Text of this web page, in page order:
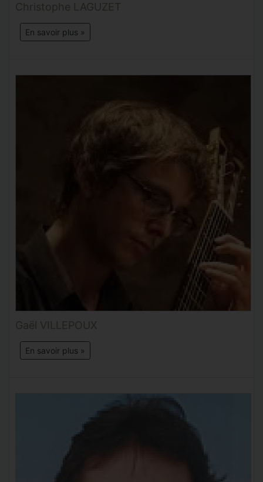
Christophe LAGUZET
En savoir plus »
Gaël VILLEPOUX
En savoir plus »